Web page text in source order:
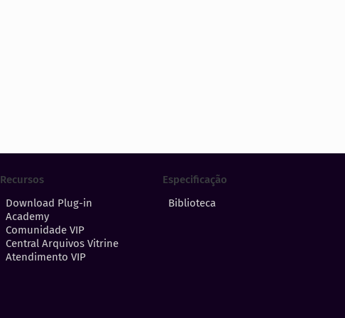
Recursos
Download Plug-in
Academy
Comunidade VIP
Central Arquivos Vitrine
Atendimento VIP
Especificação
Biblioteca